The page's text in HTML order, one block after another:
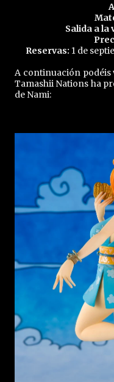
Salida a la
Reservas: 1 de
A continuación podéis
Tamashii Nations ha
de Nami: